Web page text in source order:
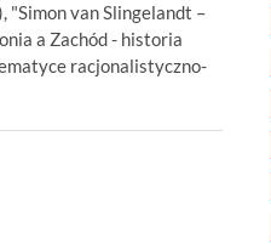
van Slingelandt –
a Zachód - historia
racjonalistyczno-